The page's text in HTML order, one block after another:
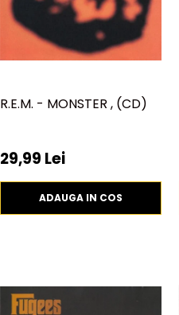
R.E.M. - MONSTER , (CD)
29,99 Lei
ADAUGA IN COS